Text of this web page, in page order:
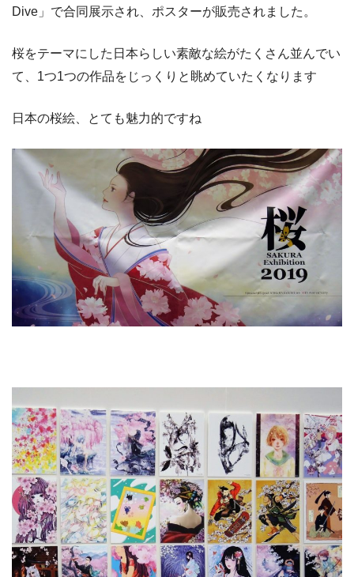
Dive」で合同展示され、ポスターが販売されました。
桜をテーマにした日本らしい素敵な絵がたくさん並んでい
て、1つ1つの作品をじっくりと眺めていたくなります
日本の桜絵、とても魅力的ですね